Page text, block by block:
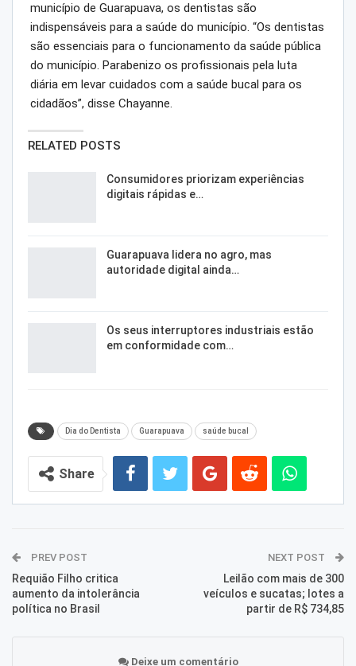
município de Guarapuava, os dentistas são
indispensáveis para a saúde do município. “Os dentistas
são essenciais para o funcionamento da saúde pública
do município. Parabenizo os profissionais pela luta
diária em levar cuidados com a saúde bucal para os
cidadãos”, disse Chayanne.
RELATED POSTS
Consumidores priorizam experiências
digitais rápidas e…
Guarapuava lidera no agro, mas
autoridade digital ainda…
Os seus interruptores industriais estão
em conformidade com…
Dia do Dentista Guarapuava saúde bucal
Share
PREV POST
Requião Filho critica
aumento da intolerância
política no Brasil
NEXT POST
Leilão com mais de 300
veículos e sucatas; lotes a
partir de R$ 734,85
Deixe um comentário